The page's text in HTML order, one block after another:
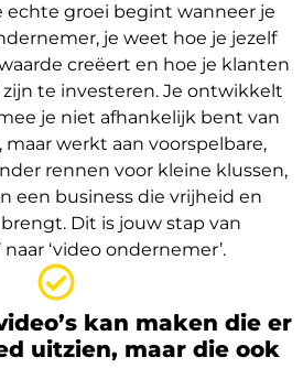
echte groei begint wanneer je
je weet hoe je jezelf
creëert en hoe je klanten
te investeren. Je ontwikkelt
je niet afhankelijk bent van
maar werkt aan voorspelbare,
rennen voor kleine klussen,
een business die vrijheid en
Dit is jouw stap van
naar ‘video ondernemer’.
kan maken die er
uitzien, maar die ook